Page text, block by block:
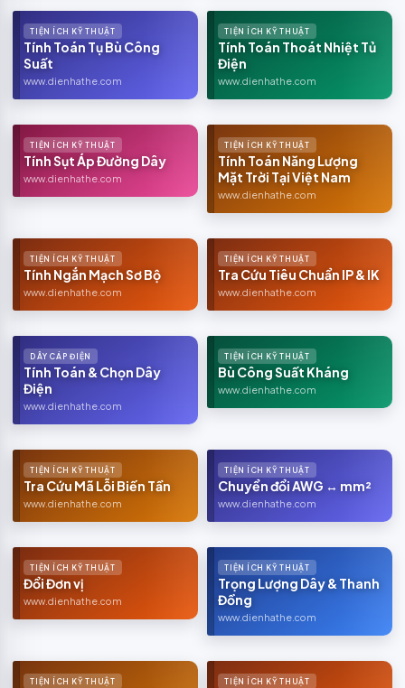
TIỆN ÍCH KỸ THUẬT
Tính Toán Tụ Bù Công
Suất
www.dienhathe.com
TIỆN ÍCH KỸ THUẬT
Tính Toán Thoát Nhiệt Tủ
Điện
www.dienhathe.com
TIỆN ÍCH KỸ THUẬT
Tính Sụt Áp Đường Dây
www.dienhathe.com
TIỆN ÍCH KỸ THUẬT
Tính Toán Năng Lượng
Mặt Trời Tại Việt Nam
www.dienhathe.com
TIỆN ÍCH KỸ THUẬT
Tính Ngắn Mạch Sơ Bộ
www.dienhathe.com
TIỆN ÍCH KỸ THUẬT
Tra Cứu Tiêu Chuẩn IP & IK
www.dienhathe.com
DÂY CÁP ĐIỆN
Tính Toán & Chọn Dây
Điện
www.dienhathe.com
TIỆN ÍCH KỸ THUẬT
Bù Công Suất Kháng
www.dienhathe.com
TIỆN ÍCH KỸ THUẬT
Tra Cứu Mã Lỗi Biến Tần
www.dienhathe.com
TIỆN ÍCH KỸ THUẬT
Chuyển đổi AWG ↔ mm²
www.dienhathe.com
TIỆN ÍCH KỸ THUẬT
Đổi Đơn vị
www.dienhathe.com
TIỆN ÍCH KỸ THUẬT
Trọng Lượng Dây & Thanh
Đồng
www.dienhathe.com
TIỆN ÍCH KỸ THUẬT TIỆN ÍCH KỸ THUẬT